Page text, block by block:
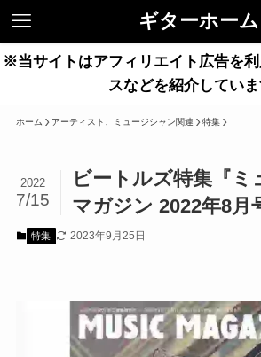
ギターホーム
※当サイトはアフィリエイト広告を
スなどを紹介していま
ホーム アーティスト、ミュージシャン関連 特集
ビートルズ特集『ミ
マガジン 2022年8月
2022
7/15
特集 2023年9月25日